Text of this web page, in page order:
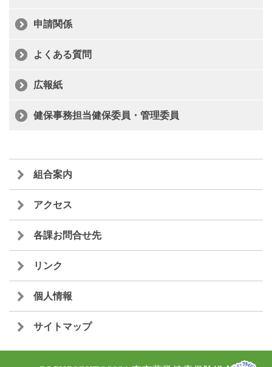
申請関係
よくある質問
広報紙
健保事務担当健保委員・管理委員
組合案内
アクセス
各課お問合せ先
リンク
個人情報
サイトマップ